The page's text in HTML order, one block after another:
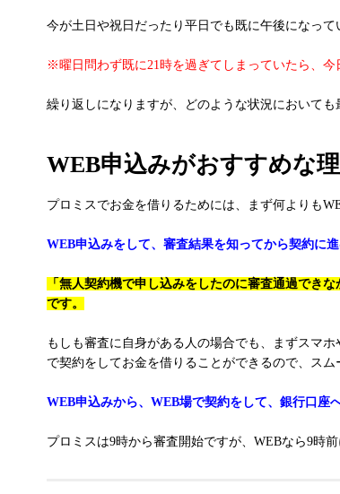
今が土日や祝日だったり平日でも既に午後になっ
※曜日問わず既に21時を過ぎてしまっていたら、
繰り返しになりますが、どのような状況において
WEB申込みがおすすめな
プロミスでお金を借りるためには、まず何よりも
WEB申込みをして、審査結果を知ってから契約に
「無人契約機で申し込みをしたのに審査通過でき
です。
もしも審査に自身がある人の場合でも、まずスマ
で契約をしてお金を借りることができるので、ス
WEB申込みから、WEB場で契約をして、銀行口座
プロミスは9時から審査開始ですが、WEBなら9時